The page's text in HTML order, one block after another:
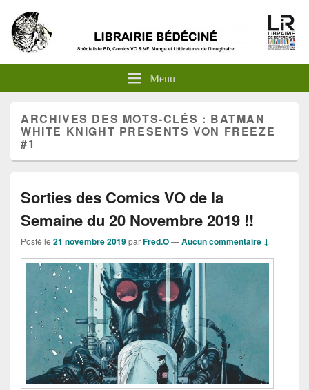
Menu
ARCHIVES DES MOTS-CLÉS : BATMAN
WHITE KNIGHT PRESENTS VON FREEZE
#1
Sorties des Comics VO de la
Semaine du 20 Novembre 2019 !!
Posté le 21 novembre 2019parFred.O—Aucun commentaire ↓